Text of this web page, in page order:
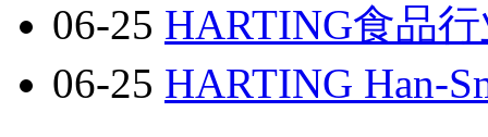
06-25 HARTING食品
06-25 HARTING Han-